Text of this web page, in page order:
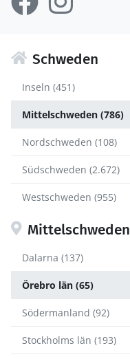
Schweden
Inseln (451)
Mittelschweden (786)
Nordschweden (108)
Südschweden (2.672)
Westschweden (955)
Mittelschweden
Dalarna (137)
Örebro län (65)
Södermanland (92)
Stockholms län (193)